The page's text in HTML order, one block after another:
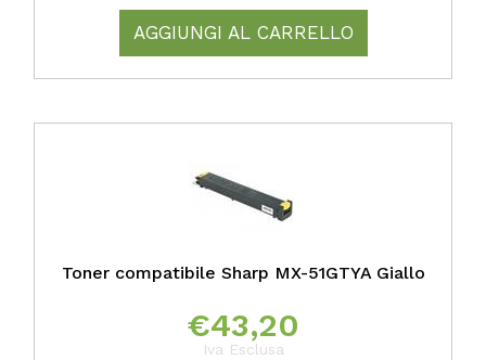
AGGIUNGI AL CARRELLO
Toner compatibile Sharp MX-51GTYA Giallo
€43,20
Iva Esclusa